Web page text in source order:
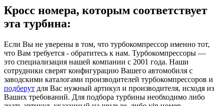
Кросс номера, которым соответствует
эта турбина:
Если Вы не уверены в том, что турбокомпрессор именно тот,
что Вам требуется - обратитесь к нам. Турбокомпрессоры —
это специализация нашей компании с 2001 года. Наши
сотрудники сверят конфигурацию Вашего автомобиля с
заводскими каталогами производителей турбокомпрессоров и
подберут для Вас нужный артикул и производителя, исходя из
Ваших требований. Для подбора турбины необходимо либо